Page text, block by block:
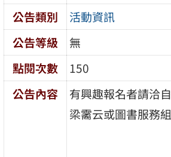
公告類別
活動資訊
公告等級
無
點閱次數
150
公告內容
有興趣報名者請洽
梁霱云或圖書服務